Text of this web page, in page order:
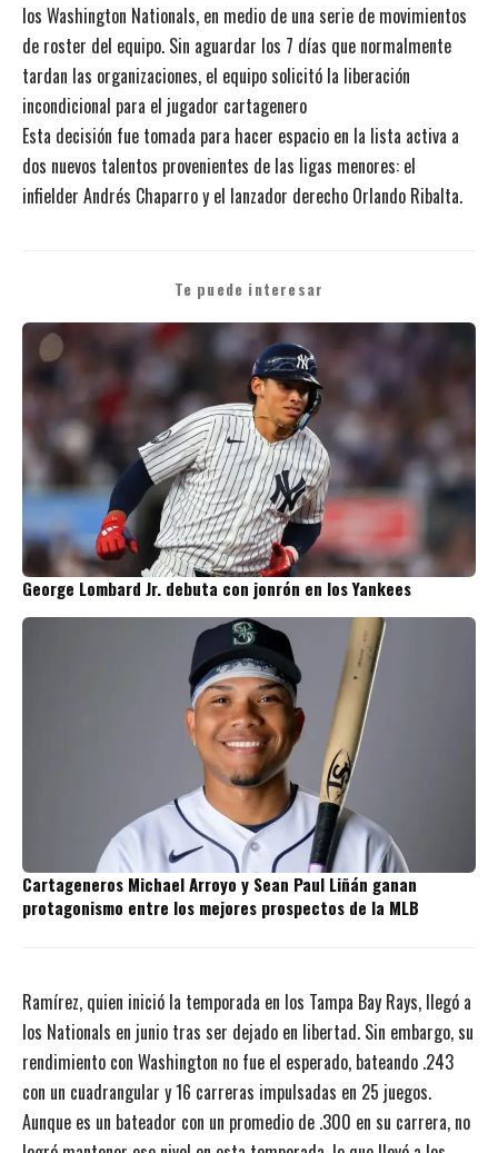
los Washington Nationals, en medio de una serie de movimientos
de roster del equipo. Sin aguardar los 7 días que normalmente
tardan las organizaciones, el equipo solicitó la liberación
incondicional para el jugador cartagenero
Esta decisión fue tomada para hacer espacio en la lista activa a
dos nuevos talentos provenientes de las ligas menores: el
infielder Andrés Chaparro y el lanzador derecho Orlando Ribalta.
Te puede interesar
George Lombard Jr. debuta con jonrón en los Yankees
Cartageneros Michael Arroyo y Sean Paul Liñán ganan
protagonismo entre los mejores prospectos de la MLB
Ramírez, quien inició la temporada en los Tampa Bay Rays, llegó a
los Nationals en junio tras ser dejado en libertad. Sin embargo, su
rendimiento con Washington no fue el esperado, bateando .243
con un cuadrangular y 16 carreras impulsadas en 25 juegos.
Aunque es un bateador con un promedio de .300 en su carrera, no